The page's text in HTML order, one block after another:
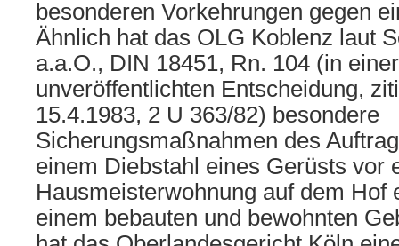
besonderen Vorkehrungen gegen
Ähnlich hat das OLG Koblenz laut
a.a.O., DIN 18451, Rn. 104 (in
unveröffentlichten Entscheidung,
15.4.1983, 2 U 363/82) besondere
Sicherungsmaßnahmen des
einem Diebstahl eines Gerüsts vor
Hausmeisterwohnung auf dem Hof
einem bebauten und bewohnten